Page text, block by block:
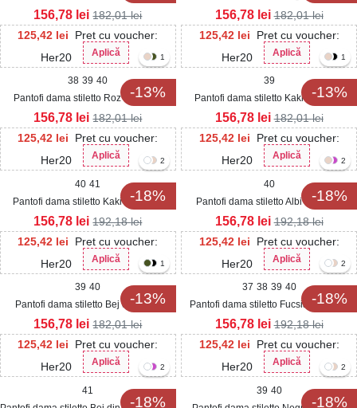
Ecologica Intoarsa Daniely
125,42 lei
Pret cu voucher:
Her20
Aplică
156,78 lei 182,01lei
Ecologica Intoarsa Saory
125,42 lei
Pret cu voucher:
Her20
Aplică
156,78 lei 182,01lei
-13%
1
38 39 40
Pantofi dama stiletto Roz din Piele
Ecologica Intoarsa Saory
125,42 lei
Pret cu voucher:
Her20
Aplică
156,78 lei 182,01lei
-13%
1
39
Pantofi dama stiletto Kaki din Piele
Ecologica Intoarsa Saory
125,42 lei
Pret cu voucher:
Her20
Aplică
156,78 lei 182,01lei
-18%
2
40 41
Pantofi dama stiletto Kaki din Satin
Sendy
125,42 lei
Pret cu voucher:
Her20
Aplică
156,78 lei 192,18lei
-18%
2
40
Pantofi dama stiletto Albi din Satin
Sendy
125,42 lei
Pret cu voucher:
Her20
Aplică
156,78 lei 192,18lei
-13%
1
39 40
Pantofi dama stiletto Bej din Piele
Ecologica Intoarsa Saory
125,42 lei
Pret cu voucher:
Her20
Aplică
156,78 lei 182,01lei
-18%
2
37 38 39 40
Pantofi dama stiletto Fucsia din Satin
Sendy
125,42 lei
Pret cu voucher:
Her20
Aplică
156,78 lei 192,18lei
-18%
2
41
-18%
2
39 40